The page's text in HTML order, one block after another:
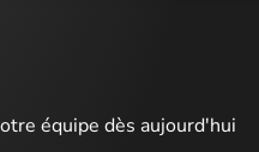
équipe dès aujourd'hui